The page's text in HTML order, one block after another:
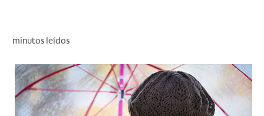
PARA PROFESIONALES
CUPONES
minutos leídos